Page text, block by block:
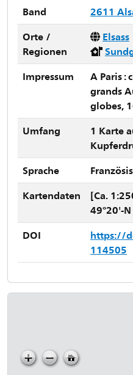
Band
2611
Orte /
Regionen
Elsass
Impressum
A Paris :
grands
globes,
Umfang
1 Karte
Sprache
Kartendaten
[Ca.
49°20'-
DOI
https://
114505